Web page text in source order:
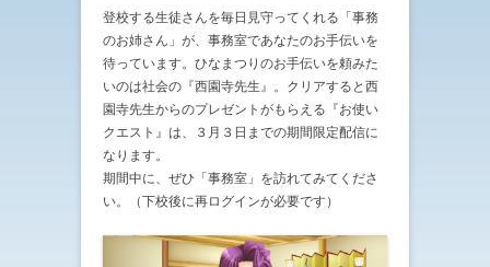
登校する生徒さんを毎日見守ってくれる「事務
のお姉さん」が、事務室であなたのお手伝いを
待っています。ひなまつりのお手伝いを頼みた
いのは社会の『西園寺先生』。クリアすると西
園寺先生からのプレゼントがもらえる『お使い
クエスト』は、３月３日までの期間限定配信に
なります。
期間中に、ぜひ「事務室」を訪れてみてくださ
い。（下校後に再ログインが必要です）